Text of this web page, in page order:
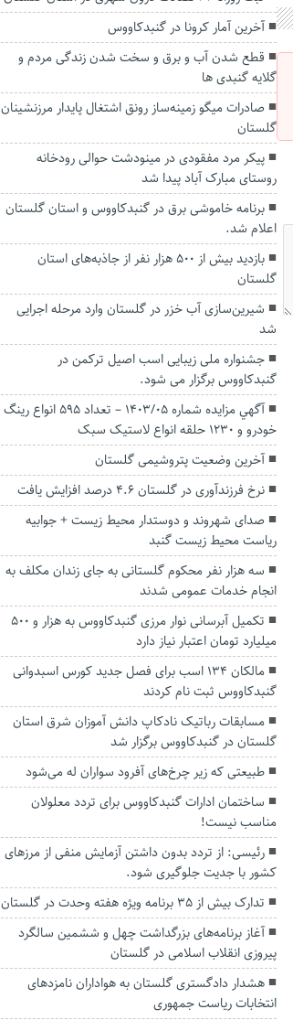
آخرین آمار کرونا در گنبدکاووس
قطع شدن آب و برق و سخت شدن زندگی مردم و
گلایه گنبدی ها
صادرات میگو زمینه‌ساز رونق اشتغال پایدار مرزنشینان
گلستان
پیکر مرد مفقودی در مینودشت حوالی رودخانه
روستای مبارک آباد پیدا شد
برنامه خاموشی برق د‌ر گنبدکاووس و استان گلستان
اعلام شد.
بازدید بیش از ۵۰۰ هزار نفر از جاذبه‌های استان
گلستان
شیرین‌سازی آب خزر در گلستان وارد مرحله اجرایی
شد
جشنواره ملی زیبایی اسب اصیل ترکمن در
گنبدکاووس برگزار می شود.
آگهي مزايده شماره 1403/05 – تعداد 595 انواع رینگ
خودرو و 1230 حلقه انواع لاستیک سبک
آخرین وضعیت پتروشیمی گلستان
نرخ فرزندآوری در گلستان ۴.۶ درصد افزایش یافت
صدای شهروند و دوستدار محیط زیست + جوابیه
ریاست محیط زیست گنبد
سه هزار نفر محکوم گلستانی به جای زندان مکلف به
انجام خدمات عمومی شدند
تکمیل آبرسانی نوار مرزی گنبدکاووس به هزار و ۵۰۰
میلیارد تومان اعتبار نیاز دارد
مالکان ۱۳۴ اسب برای فصل جدید کورس اسبدوانی
گنبدکاووس ثبت نام کردند
مسابقات رباتیک نادکاپ دانش آموزان شرق استان
گلستان در گنبدکاووس برگزار شد
طبیعتی که زیر چرخ‌های آفرود سواران له می‌شود
ساختمان ادارات گنبدکاووس برای تردد معلولان
مناسب نیست!
رئیسی: از تردد بدون داشتن آزمایش منفی از مرزهای
کشور با جدیت جلوگیری شود.
تدارک بیش از ۳۵ برنامه ویژه هفته وحدت در گلستان
آغاز برنامه‌های بزرگداشت چهل و ششمین سالگرد
پیروزی انقلاب اسلامی در گلستان
هشدار دادگستری گلستان‌ به هواداران نامزدهای
انتخابات ریاست جمهوری